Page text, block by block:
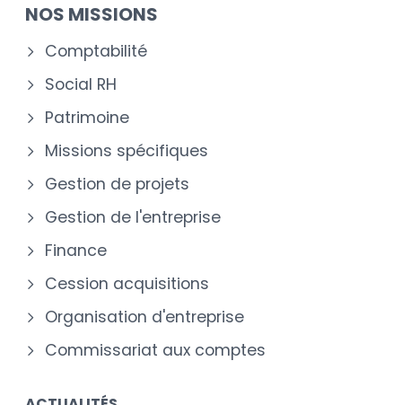
NOS MISSIONS
Comptabilité
Social RH
Patrimoine
Missions spécifiques
Gestion de projets
Gestion de l'entreprise
Finance
Cession acquisitions
Organisation d'entreprise
Commissariat aux comptes